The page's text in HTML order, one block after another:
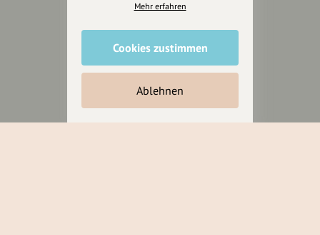
Unterstütze
unsere Plattform
Mehr erfahren
Cookies zustimmen
Ablehnen